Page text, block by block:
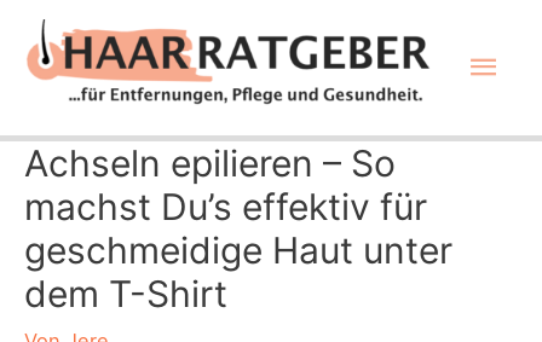
Inhalt
springen
Achseln epilieren – So
machst Du’s effektiv für
geschmeidige Haut unter
dem T-Shirt